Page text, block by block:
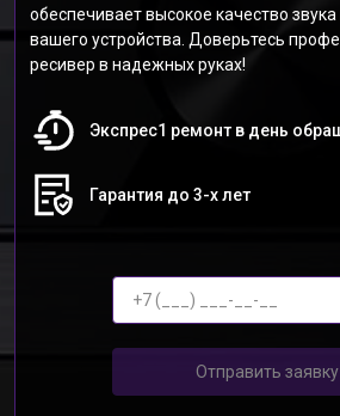
обеспечивает высокое качество
вашего устройства. Доверьтесь
ресивер в надежных руках!
Экспрес1 ремонт в день
Гарантия до 3-х лет
Отправить заявку